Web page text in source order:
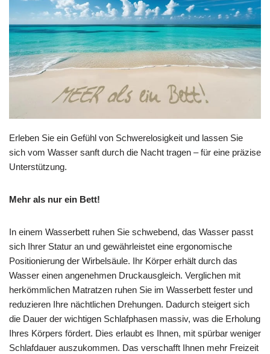
Erleben Sie ein Gefühl von Schwerelosigkeit und lassen Sie
sich vom Wasser sanft durch die Nacht tragen – für eine präzise
Unterstützung.
Mehr als nur ein Bett!
In einem Wasserbett ruhen Sie schwebend, das Wasser passt
sich Ihrer Statur an und gewährleistet eine ergonomische
Positionierung der Wirbelsäule. Ihr Körper erhält durch das
Wasser einen angenehmen Druckausgleich. Verglichen mit
herkömmlichen Matratzen ruhen Sie im Wasserbett fester und
reduzieren Ihre nächtlichen Drehungen. Dadurch steigert sich
die Dauer der wichtigen Schlafphasen massiv, was die Erholung
Ihres Körpers fördert. Dies erlaubt es Ihnen, mit spürbar weniger
Schlafdauer auszukommen. Das verschafft Ihnen mehr Freizeit